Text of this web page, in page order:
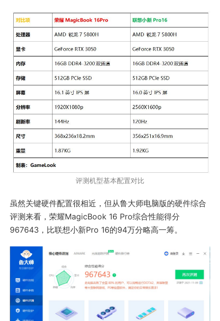
评测机型基本配置对比
虽然关键硬件配置很相近，但从鲁大师电脑版的硬件综合
评测来看，荣耀MagicBook 16 Pro综合性能得分
967643，比联想小新Pro 16的94万分略高一筹。